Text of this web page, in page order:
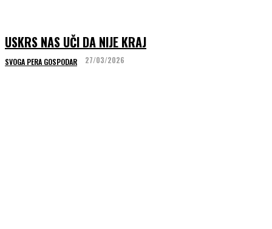
USKRS NAS UČI DA NIJE KRAJ
SVOGA PERA GOSPODAR 27/03/2026